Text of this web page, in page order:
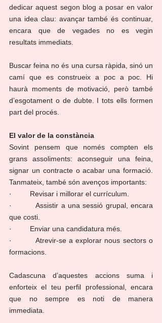
dedicar aquest segon blog a posar en valor
una idea clau: avançar també és continuar,
encara que de vegades no es vegin
resultats immediats.
Buscar feina no és una cursa ràpida, sinó un
camí que es construeix a poc a poc. Hi
haurà moments de motivació, però també
d’esgotament o de dubte. I tots ells formen
part del procés.
El valor de la constància
Sovint pensem que només compten els
grans assoliments: aconseguir una feina,
signar un contracte o acabar una formació.
Tanmateix, també són avenços importants:
·         Revisar i millorar el currículum.
·         Assistir a una sessió grupal, encara
que costi.
·         Enviar una candidatura més.
·         Atrevir-se a explorar nous sectors o
formacions.
Cadascuna d’aquestes accions suma i
enforteix el teu perfil professional, encara
que no sempre es noti de manera
immediata.